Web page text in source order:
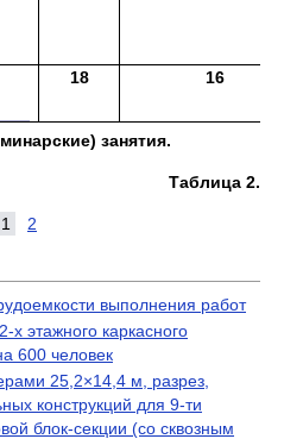
18 16
занятия.
Таблица 2.
1 2
выполнения работ
х этажного каркасного
600 человек
25,2×14,4 м, разрез,
конструкций для 9-ти
блок-секции (со сквозным